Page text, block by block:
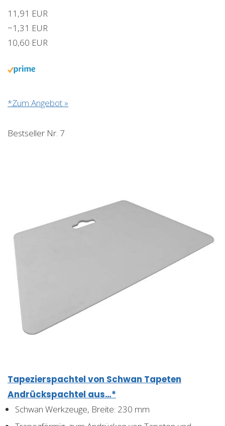
11,91 EUR
−1,31 EUR
10,60 EUR
*Zum Angebot »
Bestseller Nr. 7
Tapezierspachtel von Schwan Tapeten
Andrückspachtel aus…*
Schwan Werkzeuge, Breite: 230 mm